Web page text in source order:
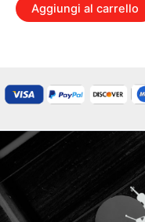
Aggiungi al carrello